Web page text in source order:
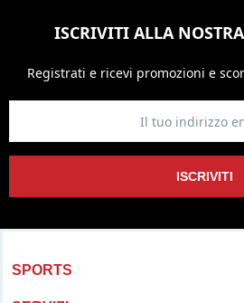
ISCRIVITI ALLA
Registrati e ricevi promozioni e
ISCRIVITI
SPORTS